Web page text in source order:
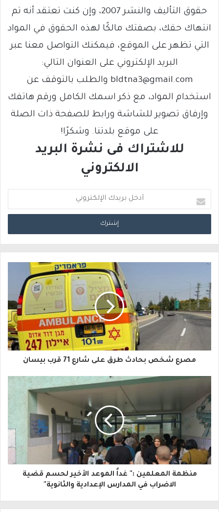
حقوق التأليف والنشر 2007، وإن كنت تعتقد أنه تم
انتهاك حقك، بصفتك مالكًا لهذه الحقوق في المواد
التي تظهر على الموقع، فيمكنك التواصل معنا عبر
البريد الإلكتروني على العنوان التالي:
bldtna3@gmail.com والطلب بالتوقف عن
استخدام المواد، مع ذكر اسمك الكامل ورقم هاتفك
وإرفاق تصوير للشاشة ورابط للصفحة ذات الصلة
على موقع بلدتنا. وشكرًا!
للاشتراك فى نشرة البريد
الالكتروني
د
خ
ب
ر
ي
د
ا
ل
ك
ت
ر
مصرع شخص بحادث طرق على شارع 71 قرب بيسان
منظمة المعلمين :" غداً الموعد الأخير لحسم قضية
الاضراب في المدارس الإعدادية والثانوية"